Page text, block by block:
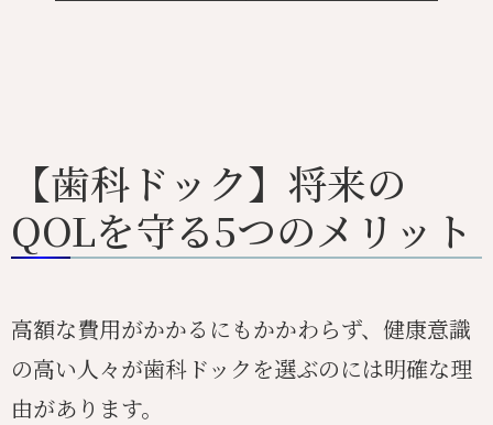
【歯科ドック】将来の
QOLを守る5つのメリット
高額な費用がかかるにもかかわらず、健康意識
の高い人々が歯科ドックを選ぶのには明確な理
由があります。